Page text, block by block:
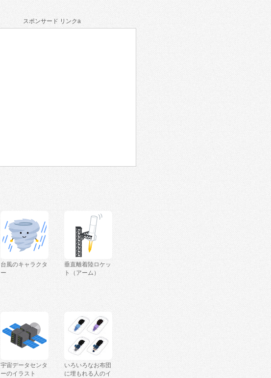
スポンサード リンクa
台風のキャラクタ
ー
垂直離着陸ロケッ
ト（アーム）
宇宙データセンタ
ーのイラスト
いろいろなお布団
に埋もれる人のイ